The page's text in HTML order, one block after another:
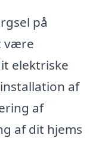
på
være
elektriske
af
af
af dit hjems